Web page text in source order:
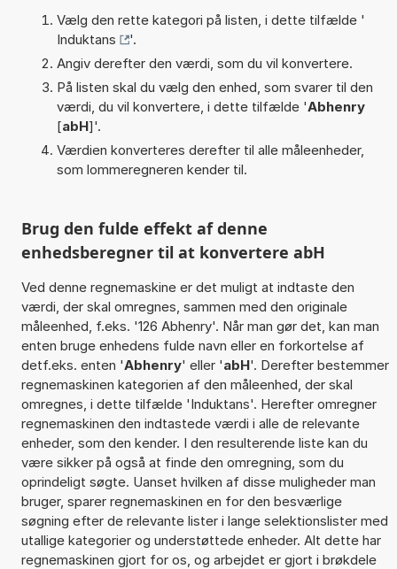
Vælg den rette kategori på listen, i dette tilfælde '
Induktans
'.
Angiv derefter den værdi, som du vil konvertere.
På listen skal du vælg den enhed, som svarer til den
værdi, du vil konvertere, i dette tilfælde 'Abhenry
[abH]'.
Værdien konverteres derefter til alle måleenheder,
som lommeregneren kender til.
Brug den fulde effekt af denne
enhedsberegner til at konvertere abH
Ved denne regnemaskine er det muligt at indtaste den
værdi, der skal omregnes, sammen med den originale
måleenhed, f.eks. '126 Abhenry'. Når man gør det, kan man
enten bruge enhedens fulde navn eller en forkortelse af
detf.eks. enten 'Abhenry' eller 'abH'. Derefter bestemmer
regnemaskinen kategorien af den måleenhed, der skal
omregnes, i dette tilfælde 'Induktans'. Herefter omregner
regnemaskinen den indtastede værdi i alle de relevante
enheder, som den kender. I den resulterende liste kan du
være sikker på også at finde den omregning, som du
oprindeligt søgte. Uanset hvilken af disse muligheder man
bruger, sparer regnemaskinen en for den besværlige
søgning efter de relevante lister i lange selektionslister med
utallige kategorier og understøttede enheder. Alt dette har
regnemaskinen gjort for os, og arbejdet er gjort i brøkdele